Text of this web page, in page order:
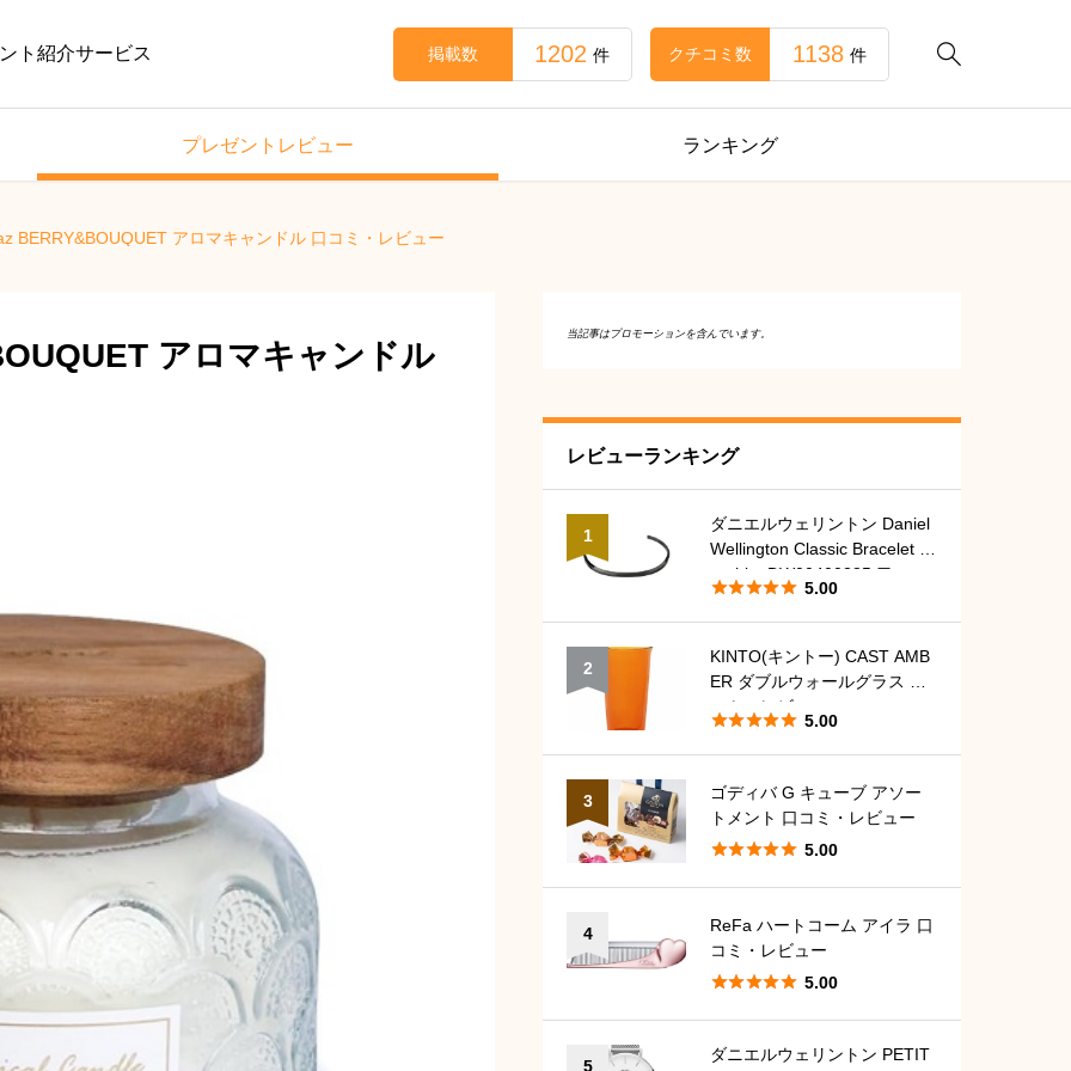
ト紹介サービス 
掲載数 1202 件 クチコミ数 1138 件
プレゼントレビュー ランキング
BERRY&BOUQUET アロマキャンドル 口コミ・レビュー
アロマキャンドル
当記事はプロモーションを含んでいます。
レビューランキング
1
ダニエルウェリントン Daniel
Wellington Classic Bracelet G
raphite DW00400385 口コ
ミ・レビュー
 5.00
2
KINTO(キントー) CAST AMB
ER ダブルウォールグラス 口
コミ・レビュー
 5.00
3
ゴディバ G キューブ アソー
トメント 口コミ・レビュー
 5.00
4
ReFa ハートコーム アイラ 口
コミ・レビュー
 5.00
5
ダニエルウェリントン PETIT